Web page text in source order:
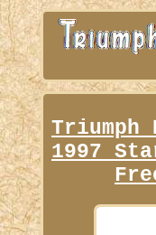
Triumph
1997